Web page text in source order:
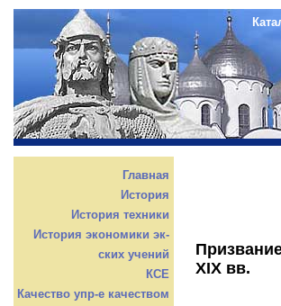
Главная
История
История техники
История экономики эк-
ских учений
КСЕ
Качество упр-е качеством
XIX вв.